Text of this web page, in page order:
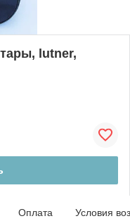
lutner,
Оплата Условия